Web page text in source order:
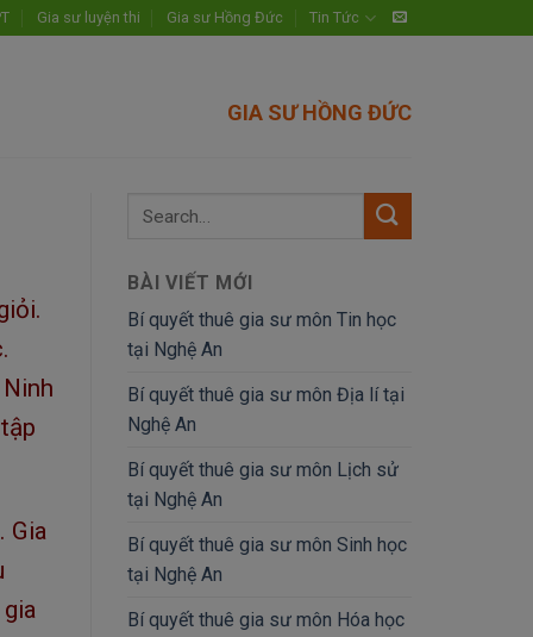
Gia sư luyện thi Gia sư Hồng Đức Tin Tức
GIA SƯ HỒNG ĐỨC
Gia
BÀI VIẾT MỚI
Bí quyết thuê gia sư môn Tin học
tại Nghệ An
Bí quyết thuê gia sư môn Địa lí tại
Nghệ An
Bí quyết thuê gia sư môn Lịch sử
tại Nghệ An
Bí quyết thuê gia sư môn Sinh học
tại Nghệ An
Bí quyết thuê gia sư môn Hóa học